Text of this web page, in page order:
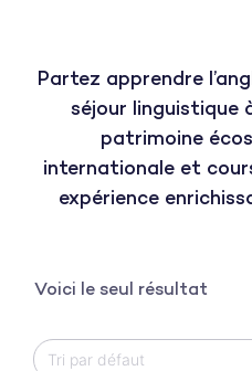
Partez apprendre
séjour linguistique
patrimoine
internationale et
expérience
Voici le seul résultat